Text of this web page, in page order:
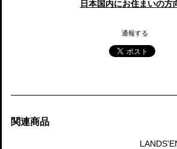
日本国内にお住まいの方
通報する
関連商品